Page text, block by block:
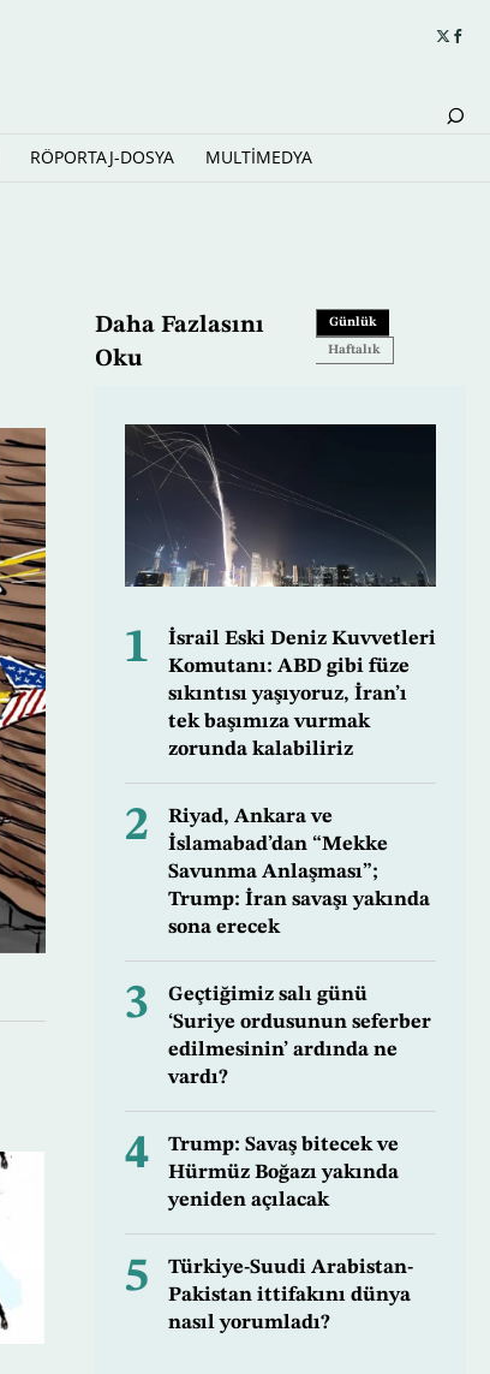
RÖPORTAJ-DOSYA MULTİMEDYA
Daha Fazlasını
Oku
Günlük
Haftalık
1
İsrail Eski Deniz Kuvvetleri
Komutanı: ABD gibi füze
sıkıntısı yaşıyoruz, İran’ı
tek başımıza vurmak
zorunda kalabiliriz
2
Riyad, Ankara ve
İslamabad’dan “Mekke
Savunma Anlaşması”;
Trump: İran savaşı yakında
sona erecek
3
Geçtiğimiz salı günü
‘Suriye ordusunun seferber
edilmesinin’ ardında ne
vardı?
4
Trump: Savaş bitecek ve
Hürmüz Boğazı yakında
yeniden açılacak
5
Türkiye-Suudi Arabistan-
Pakistan ittifakını dünya
nasıl yorumladı?